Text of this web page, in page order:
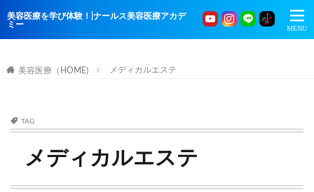
美容医療を学び体験！|ナールス美容医療アカデ
ミー
美容医療（HOME) メディカルエステ
TAG
メディカルエステ